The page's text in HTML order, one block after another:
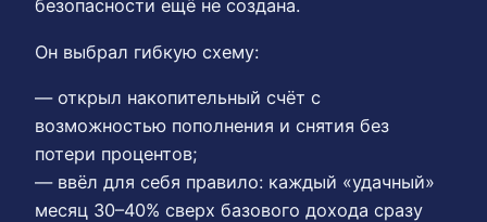
безопасности ещё не создана.
Он выбрал гибкую схему:
— открыл накопительный счёт с
возможностью пополнения и снятия без
потери процентов;
— ввёл для себя правило: каждый «удачный»
месяц 30–40% сверх базового дохода сразу